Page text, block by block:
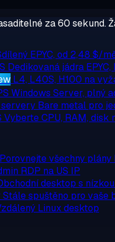
za 60 sekund.
EPYC, od 2,48 $/
Dedikovaná jádra EPYC,
L4, L40S, H100 na
Windows Server, plný
servery Bare metal pro
Vyberte CPU, RAM, disk
Porovnejte všechny plány
RDP na US IP
desktop s
Stále spuštěno pro vaše
Linux desktop